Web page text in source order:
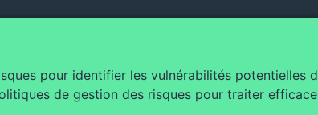
pour identifier les vulnérabilités potentielles
de gestion des risques pour traiter